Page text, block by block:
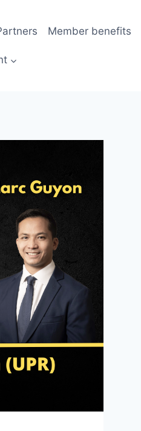
Member benefits